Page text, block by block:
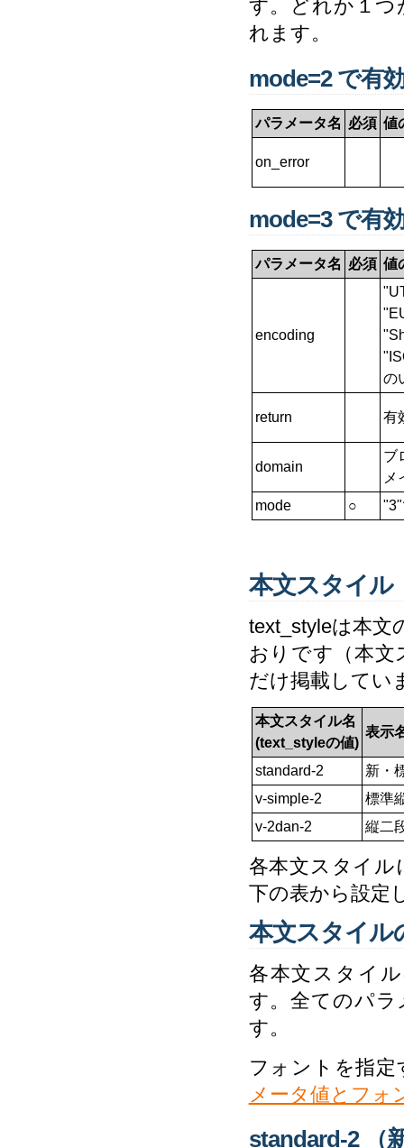
す。どれか１つ
れます。
mode=2 で有
パラメータ名 必須 値
on_error
mode=3 で有
パラメータ名 必須 値
encoding
の
return 有
domain
ブ
メ
mode
○
本文スタイル
text_styleは本文
おりです（本
だけ掲載してい
本文スタイル名
(text_styleの値)
表示
standard-2
新・
v-simple-2
標準
v-2dan-2
縦二
各本文スタイル
下の表から設定
本文スタイル
各本文スタイ
す。全てのパラ
す。
フォントを指
メータ値とフォ
standard-2 （